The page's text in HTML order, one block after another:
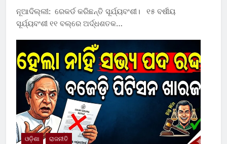
ନୂଆଦିଲ୍ଲୀ: ରେକର୍ଡ କରିଛନ୍ତି ସୂର୍ଯ୍ୟବଂଶୀ। ୧୫ ବର୍ଷୀୟ
ସୂର୍ଯ୍ୟବଂଶୀ ୧୧ ବଲ୍‌ରେ ଅର୍ଦ୍ଧଶତକ…
ଓଡ଼ିଶା ରାଜନୀତି